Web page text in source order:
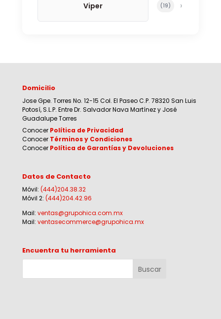
Viper 1919 productos
Domicilio
Jose Gpe. Torres No. 12-15 Col. El Paseo C.P. 78320 San Luis
Potosí, S.L.P. Entre Dr. Salvador Nava Martínez y José
Guadalupe Torres
Conocer Política de Privacidad
Conocer Términos y Condiciones
Conocer Política de Garantías y Devoluciones
Datos de Contacto
Móvil: (444)204.38.32
Móvil 2: (444)204.42.96
Mail: ventas@grupohica.com.mx
Mail: ventasecommerce@grupohica.mx
Encuentra tu herramienta